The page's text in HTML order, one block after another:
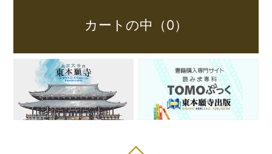
カートの中（0）